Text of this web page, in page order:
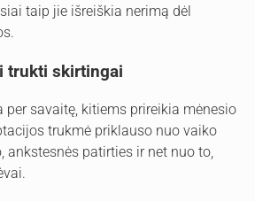
taip jie išreiškia nerimą dėl
trukti skirtingai
per savaitę, kitiems prireikia mėnesio
trukmė priklauso nuo vaiko
ankstesnės patirties ir net nuo to,